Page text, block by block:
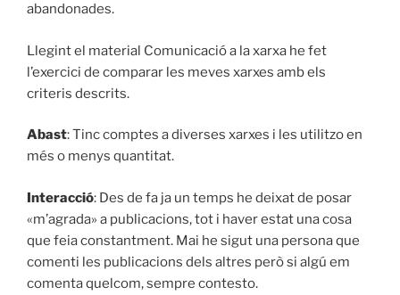
abandonades.
Llegint el material Comunicació a la xarxa he fet
l’exercici de comparar les meves xarxes amb els
criteris descrits.
Abast: Tinc comptes a diverses xarxes i les utilitzo en
més o menys quantitat.
Interacció: Des de fa ja un temps he deixat de posar
«m’agrada» a publicacions, tot i haver estat una cosa
que feia constantment. Mai he sigut una persona que
comenti les publicacions dels altres però si algú em
comenta quelcom, sempre contesto.